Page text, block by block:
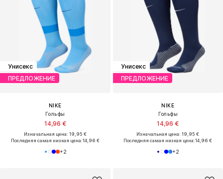
Унисекс
ПРЕДЛОЖЕНИЕ
NIKE
Гольфы
14,96 €
Изначальная цена: 19,95 €
Последняя самая низкая цена:14,96 €
+2
Унисекс
ПРЕДЛОЖЕНИЕ
NIKE
Гольфы
14,96 €
Изначальная цена: 19,95 €
Последняя самая низкая цена:14,96 €
+2